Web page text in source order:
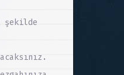
şekilde